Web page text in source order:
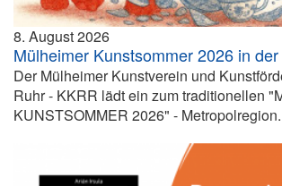
8. August 2026
Mülheimer Kunstsommer 2026 in
Der Mülheimer Kunstverein und
Ruhr - KKRR lädt ein zum traditionellen
KUNSTSOMMER 2026" -